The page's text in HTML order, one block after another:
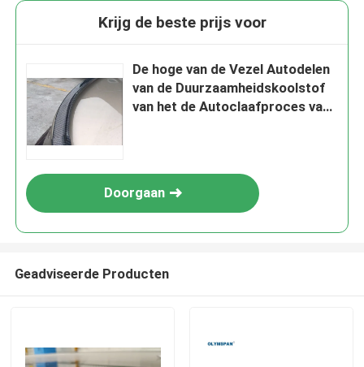
Krijg de beste prijs voor
De hoge van de Vezel Autodelen
van de Duurzaamheidskoolstof
van het de Autoclaafproces van
Doorgaan
Geadviseerde Producten